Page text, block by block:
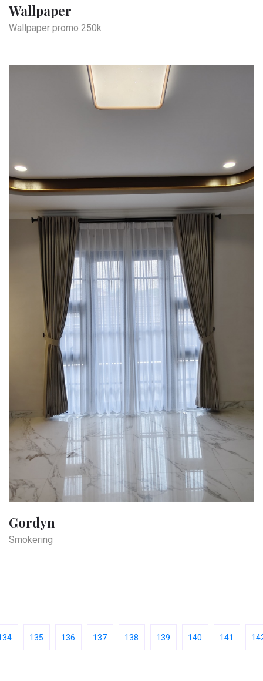
Wallpaper
Wallpaper promo 250k
Gordyn
Smokering
135 136 137 138 139 140 141